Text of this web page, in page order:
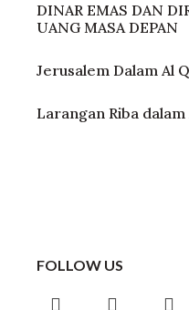
DINAR EMAS DAN
UANG MASA DEPAN
Jerusalem Dalam Al
Larangan Riba dalam
FOLLOW US